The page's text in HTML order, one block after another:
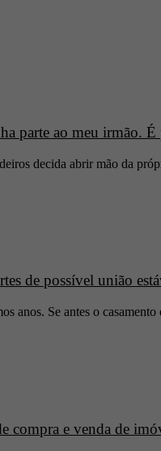
para a
parte ao meu irmão.
decida abrir mão da
de possível união
anos. Se antes o
compra e venda de